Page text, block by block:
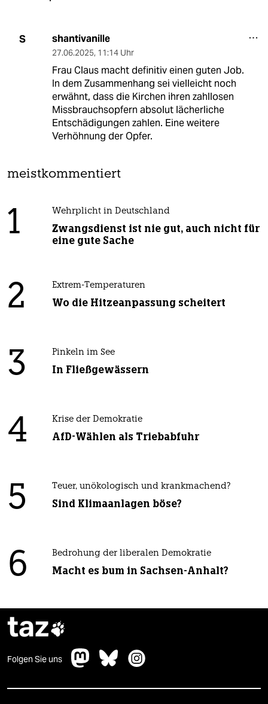
S shantivanille
27.06.2025, 11:14 Uhr
Frau Claus macht definitiv einen guten Job.
In dem Zusammenhang sei vielleicht noch
erwähnt, dass die Kirchen ihren zahllosen
Missbrauchsopfern absolut lächerliche
Entschädigungen zahlen. Eine weitere
Verhöhnung der Opfer.
meistkommentiert
1 Wehrplicht in Deutschland
Zwangsdienst ist nie gut, auch nicht für
eine gute Sache
2 Extrem-Temperaturen
Wo die Hitzeanpassung scheitert
3 Pinkeln im See
In Fließgewässern
4 Krise der Demokratie
AfD-Wählen als Triebabfuhr
5 Teuer, unökologisch und krankmachend?
Sind Klimaanlagen böse?
6 Bedrohung der liberalen Demokratie
Macht es bum in Sachsen-Anhalt?
taz
Folgen Sie uns